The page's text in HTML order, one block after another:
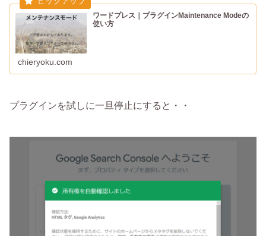
ワードプレス｜プラグインMaintenance Modeの
使い方
chieryoku.com
プラグインを試しに一旦停止にすると・・